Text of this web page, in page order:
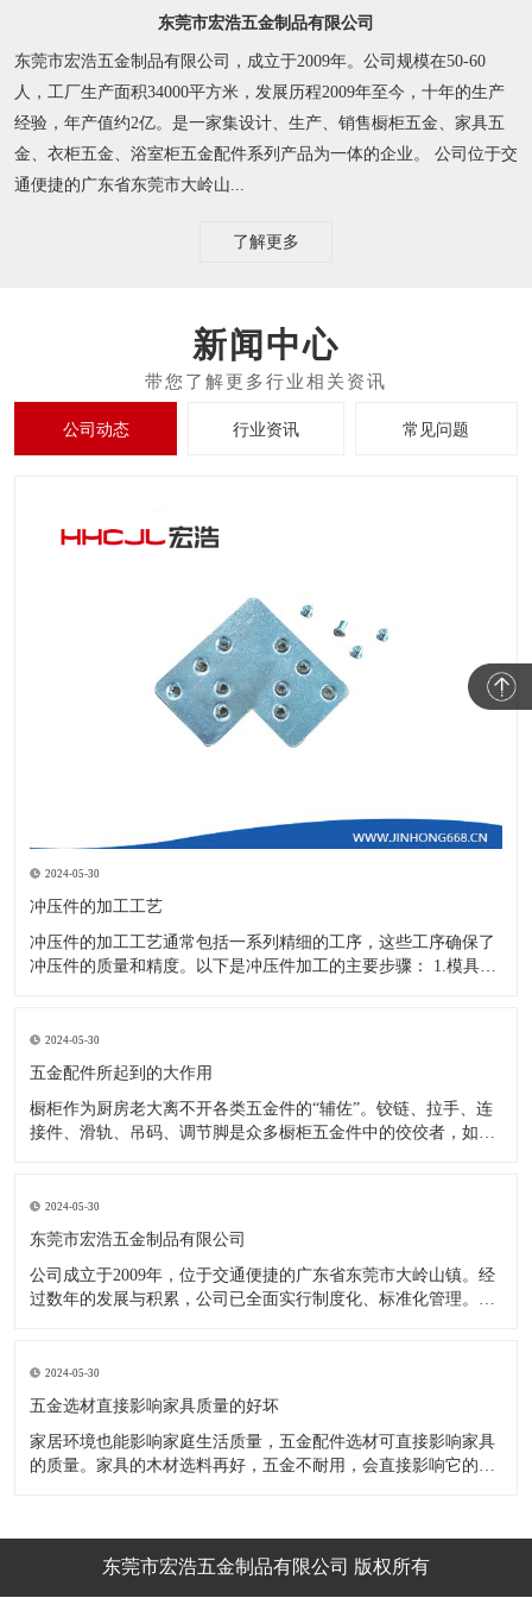
东莞市宏浩五金制品有限公司
东莞市宏浩五金制品有限公司，成立于2009年。公司规模在50-60
人，工厂生产面积34000平方米，发展历程2009年至今，十年的生产
经验，年产值约2亿。是一家集设计、生产、销售橱柜五金、家具五
金、衣柜五金、浴室柜五金配件系列产品为一体的企业。 公司位于交
通便捷的广东省东莞市大岭山...
了解更多
新闻中心
公司动态 行业资讯 常见问题
2024-05-30
冲压件的加工工艺
冲压件的加工工艺通常包括一系列精细的工序，这些工序确保了
冲压件的质量和精度。以下是冲压件加工的主要步骤： 1.模具设
开料与落料：在图纸上标注尺寸后，根据图纸要求选择合适的板
材。然
2024-05-30
五金配件所起到的大作用
橱柜作为厨房老大离不开各类五金件的“辅佐”。铰链、拉手、连
接件、滑轨、吊码、调节脚是众多橱柜五金件中的佼佼者，如果
调节脚，橱柜就像得了“软骨症”，站都站不直……五花八门的橱
柜五金件好
2024-05-30
东莞市宏浩五金制品有限公司
公司成立于2009年，位于交通便捷的广东省东莞市大岭山镇。经
过数年的发展与积累，公司已全面实行制度化、标准化管理。从
的改造创新，设计制造了一系列更加新颖、美观、更具时代潮流
的新
2024-05-30
五金选材直接影响家具质量的好坏
家居环境也能影响家庭生活质量，五金配件选材可直接影响家具
的质量。家具的木材选料再好，五金不耐用，会直接影响它的使
金、铝合金等。不同五金的加工工艺不同：钳工、表面涂覆处
理、焊接、机械加东莞市宏浩五金制品有限公司 版权所有